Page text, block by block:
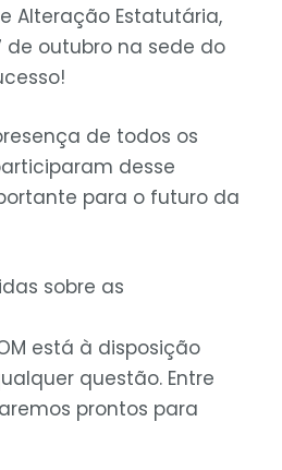
Alteração Estatutária,
de outubro na sede do
de todos os
desse
para o futuro da
sobre as
está à disposição
questão. Entre
prontos para